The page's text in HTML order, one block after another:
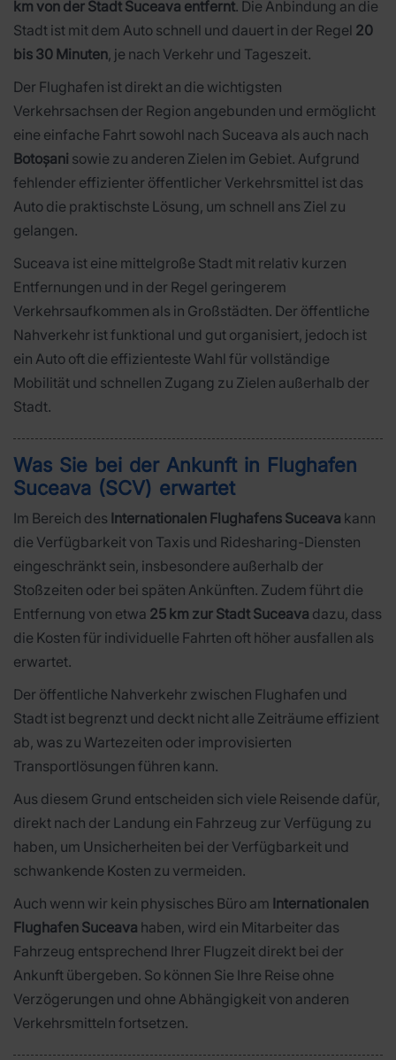
km von der Stadt Suceava entfernt. Die Anbindung an die
Stadt ist mit dem Auto schnell und dauert in der Regel 20
bis 30 Minuten, je nach Verkehr und Tageszeit.
Der Flughafen ist direkt an die wichtigsten
Verkehrsachsen der Region angebunden und ermöglicht
eine einfache Fahrt sowohl nach Suceava als auch nach
Botoșani sowie zu anderen Zielen im Gebiet. Aufgrund
fehlender effizienter öffentlicher Verkehrsmittel ist das
Auto die praktischste Lösung, um schnell ans Ziel zu
gelangen.
Suceava ist eine mittelgroße Stadt mit relativ kurzen
Entfernungen und in der Regel geringerem
Verkehrsaufkommen als in Großstädten. Der öffentliche
Nahverkehr ist funktional und gut organisiert, jedoch ist
ein Auto oft die effizienteste Wahl für vollständige
Mobilität und schnellen Zugang zu Zielen außerhalb der
Stadt.
Was Sie bei der Ankunft in Flughafen
Suceava (SCV) erwartet
Im Bereich des Internationalen Flughafens Suceava kann
die Verfügbarkeit von Taxis und Ridesharing-Diensten
eingeschränkt sein, insbesondere außerhalb der
Stoßzeiten oder bei späten Ankünften. Zudem führt die
Entfernung von etwa 25 km zur Stadt Suceava dazu, dass
die Kosten für individuelle Fahrten oft höher ausfallen als
erwartet.
Der öffentliche Nahverkehr zwischen Flughafen und
Stadt ist begrenzt und deckt nicht alle Zeiträume effizient
ab, was zu Wartezeiten oder improvisierten
Transportlösungen führen kann.
Aus diesem Grund entscheiden sich viele Reisende dafür,
direkt nach der Landung ein Fahrzeug zur Verfügung zu
haben, um Unsicherheiten bei der Verfügbarkeit und
schwankende Kosten zu vermeiden.
Auch wenn wir kein physisches Büro am Internationalen
Flughafen Suceava haben, wird ein Mitarbeiter das
Fahrzeug entsprechend Ihrer Flugzeit direkt bei der
Ankunft übergeben. So können Sie Ihre Reise ohne
Verzögerungen und ohne Abhängigkeit von anderen
Verkehrsmitteln fortsetzen.